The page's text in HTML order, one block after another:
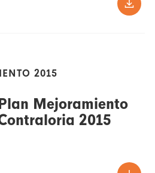
2015
Mejoramiento
2015